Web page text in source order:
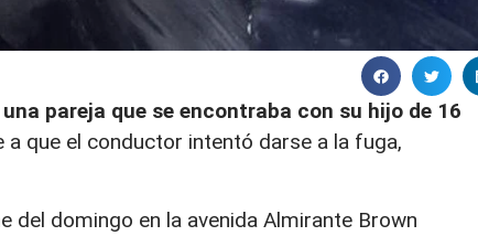
pareja que se encontraba con su hijo de 16
a que el conductor intentó darse a la fuga,
del domingo en la avenida Almirante Brown